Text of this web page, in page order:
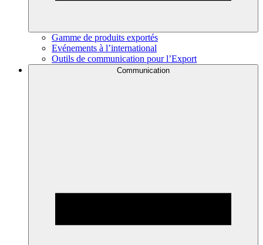
Gamme de produits exportés
Evénements à l’international
Outils de communication pour l’Export
Communication